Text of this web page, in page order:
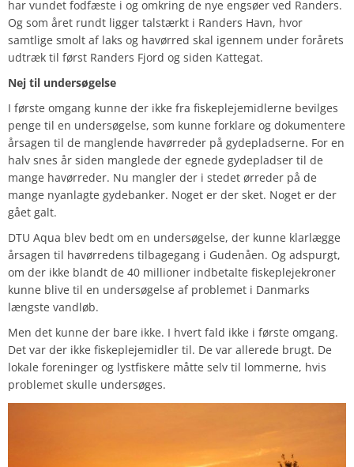
har vundet fodfæste i og omkring de nye engsøer ved Randers.
Og som året rundt ligger talstærkt i Randers Havn, hvor
samtlige smolt af laks og havørred skal igennem under forårets
udtræk til først Randers Fjord og siden Kattegat.
Nej til undersøgelse
I første omgang kunne der ikke fra fiskeplejemidlerne bevilges
penge til en undersøgelse, som kunne forklare og dokumentere
årsagen til de manglende havørreder på gydepladserne. For en
halv snes år siden manglede der egnede gydepladser til de
mange havørreder. Nu mangler der i stedet ørreder på de
mange nyanlagte gydebanker. Noget er der sket. Noget er der
gået galt.
DTU Aqua blev bedt om en undersøgelse, der kunne klarlægge
årsagen til havørredens tilbagegang i Gudenåen. Og adspurgt,
om der ikke blandt de 40 millioner indbetalte fiskeplejekroner
kunne blive til en undersøgelse af problemet i Danmarks
længste vandløb.
Men det kunne der bare ikke. I hvert fald ikke i første omgang.
Det var der ikke fiskeplejemidler til. De var allerede brugt. De
lokale foreninger og lystfiskere måtte selv til lommerne, hvis
problemet skulle undersøges.